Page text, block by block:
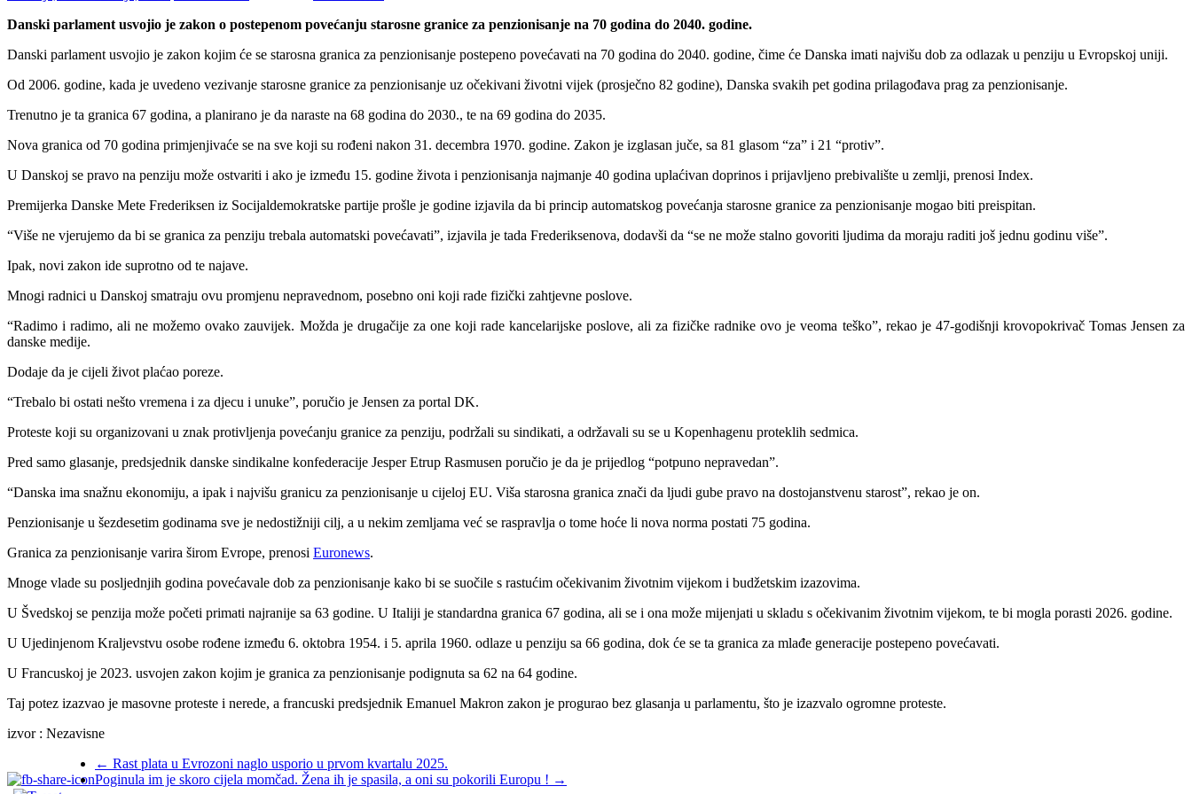
Danski parlament usvojio je zakon o postepenom povećanju starosne granice za penzionisanje na 70 godina do 2040. godine.
Danski parlament usvojio je zakon kojim će se starosna granica za penzionisanje postepeno povećavati na 70 godina do 2040. godine, čime će Danska imati najvišu dob za odlazak u penziju u Evropskoj uniji.
Od 2006. godine, kada je uvedeno vezivanje starosne granice za penzionisanje uz očekivani životni vijek (prosječno 82 godine), Danska svakih pet godina prilagođava prag za penzionisanje.
Trenutno je ta granica 67 godina, a planirano je da naraste na 68 godina do 2030., te na 69 godina do 2035.
Nova granica od 70 godina primjenjivaće se na sve koji su rođeni nakon 31. decembra 1970. godine. Zakon je izglasan juče, sa 81 glasom “za” i 21 “protiv”.
U Danskoj se pravo na penziju može ostvariti i ako je između 15. godine života i penzionisanja najmanje 40 godina uplaćivan doprinos i prijavljeno prebivalište u zemlji, prenosi Index.
Premijerka Danske Mete Frederiksen iz Socijaldemokratske partije prošle je godine izjavila da bi princip automatskog povećanja starosne granice za penzionisanje mogao biti preispitan.
“Više ne vjerujemo da bi se granica za penziju trebala automatski povećavati”, izjavila je tada Frederiksenova, dodavši da “se ne može stalno govoriti ljudima da moraju raditi još jednu godinu više”.
Ipak, novi zakon ide suprotno od te najave.
Mnogi radnici u Danskoj smatraju ovu promjenu nepravednom, posebno oni koji rade fizički zahtjevne poslove.
“Radimo i radimo, ali ne možemo ovako zauvijek. Možda je drugačije za one koji rade kancelarijske poslove, ali za fizičke radnike ovo je veoma teško”, rekao je 47-godišnji krovopokrivač Tomas Jensen za
danske medije.
Dodaje da je cijeli život plaćao poreze.
“Trebalo bi ostati nešto vremena i za djecu i unuke”, poručio je Jensen za portal DK.
Proteste koji su organizovani u znak protivljenja povećanju granice za penziju, podržali su sindikati, a održavali su se u Kopenhagenu proteklih sedmica.
Pred samo glasanje, predsjednik danske sindikalne konfederacije Jesper Etrup Rasmusen poručio je da je prijedlog “potpuno nepravedan”.
“Danska ima snažnu ekonomiju, a ipak i najvišu granicu za penzionisanje u cijeloj EU. Viša starosna granica znači da ljudi gube pravo na dostojanstvenu starost”, rekao je on.
Penzionisanje u šezdesetim godinama sve je nedostižniji cilj, a u nekim zemljama već se raspravlja o tome hoće li nova norma postati 75 godina.
Granica za penzionisanje varira širom Evrope, prenosi Euronews.
Mnoge vlade su posljednjih godina povećavale dob za penzionisanje kako bi se suočile s rastućim očekivanim životnim vijekom i budžetskim izazovima.
U Švedskoj se penzija može početi primati najranije sa 63 godine. U Italiji je standardna granica 67 godina, ali se i ona može mijenjati u skladu s očekivanim životnim vijekom, te bi mogla porasti 2026. godine.
U Ujedinjenom Kraljevstvu osobe rođene između 6. oktobra 1954. i 5. aprila 1960. odlaze u penziju sa 66 godina, dok će se ta granica za mlađe generacije postepeno povećavati.
U Francuskoj je 2023. usvojen zakon kojim je granica za penzionisanje podignuta sa 62 na 64 godine.
Taj potez izazvao je masovne proteste i nerede, a francuski predsjednik Emanuel Makron zakon je progurao bez glasanja u parlamentu, što je izazvalo ogromne proteste.
izvor : Nezavisne
← Rast plata u Evrozoni naglo usporio u prvom kvartalu 2025.
Poginula im je skoro cijela momčad. Žena ih je spasila, a oni su pokorili Europu ! →